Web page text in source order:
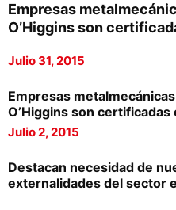
Empresas
O’Higgins son
Julio 31, 2015
Empresas
O’Higgins son
Julio 2, 2015
Destacan necesidad de
externalidades del sector